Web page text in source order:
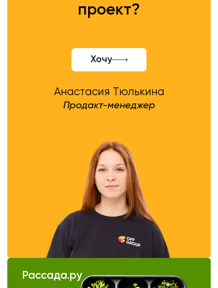
проект?
Хочу
Анастасия Тюлькина
Продакт-менеджер
Рассада.ру